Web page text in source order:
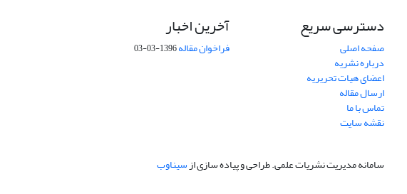
دسترسی سریع
صفحه اصلی
درباره نشریه
اعضای هیات تحریریه
ارسال مقاله
تماس با ما
نقشه سایت
آخرین اخبار
فراخوان مقاله1396-03-03
سامانه مدیریت نشریات علمی.طراحی و پیاده سازی ازسیناوب